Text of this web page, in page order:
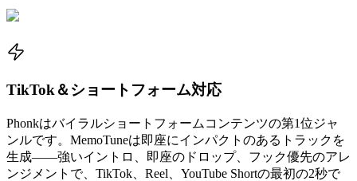
TikTok＆ショートフォーム対応
Phonkはバイラルショートフォームコンテンツの第1位ジャ
ンルです。MemoTuneは即座にインパクトのあるトラックを
生成——強いイントロ、即座のドロップ、フック優先のアレ
ンジメントで、TikTok、Reel、YouTube Shortの最初の2秒で